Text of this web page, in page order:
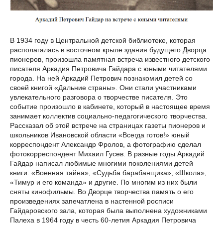
В 1934 году в Центральной детской библиотеке, которая
располагалась в восточном крыле здания будущего Дворца
пионеров, произошла памятная встреча известного детского
писателя Аркадия Петровича Гайдара с юными читателями
города. На ней Аркадий Петрович познакомил детей со
своей книгой «Дальние страны». Они стали участниками
увлекательного разговора о творчестве писателя. Это
событие произошло в кабинете, который в настоящее время
занимает коллектив социально-педагогического творчества.
Рассказал об этой встрече на страницах газеты пионеров и
школьников Ивановской области «Всегда готов!» юный
корреспондент Александр Фролов, а фотографию сделал
фотокорреспондент Михаил Гусев. В разные годы Аркадий
Гайдар написал любимые многими поколениями детей
книги: «Военная тайна», «Судьба барабанщика», «Школа»,
«Тимур и его команда» и другие. По многим из них были
сняты кинофильмы. Во Дворце творчества память о его
произведениях запечатлена в настенной росписи
Гайдаровского зала, которая была выполнена художниками
Палеха в 1964 году в честь 60-летия Аркадия Петровича